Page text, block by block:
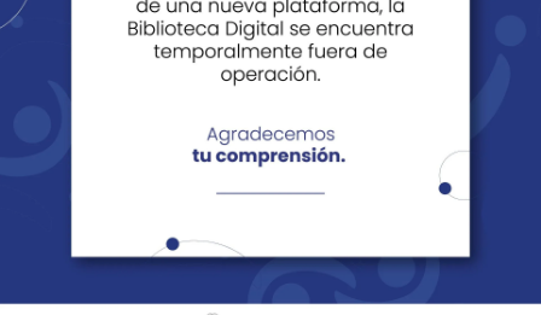
Revista Fácil Vivir
Sedes Directorio Servicios En Línea